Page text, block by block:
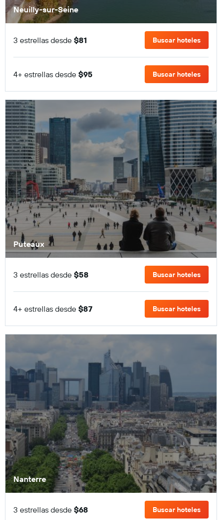
Neuilly-sur-Seine
3 estrellas desde $81 Buscar hoteles
4+ estrellas desde $95 Buscar hoteles
Puteaux
3 estrellas desde $58 Buscar hoteles
4+ estrellas desde $87 Buscar hoteles
Nanterre
3 estrellas desde $68 Buscar hoteles